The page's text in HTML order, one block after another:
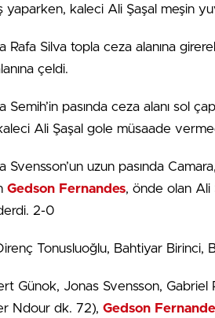
yaparken, kaleci Ali Şaşal meşin
Rafa Silva topla ceza alanına
çeldi.
Semih’in pasında ceza alanı sol
Ali Şaşal gole müsaade
Svensson’un uzun pasında
Gedson Fernandes, önde olan Ali
2-0
Tonusluoğlu, Bahtiyar Birinci,
Günok, Jonas Svensson,
Ndour dk. 72), Gedson